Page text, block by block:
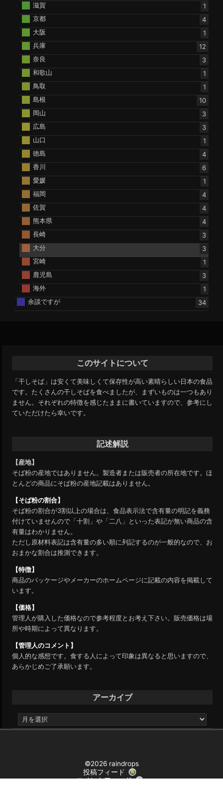
滋賀
1
京都
4
大阪
1
兵庫
12
奈良
3
和歌山
1
鳥取
1
島根
10
岡山
3
広島
3
山口
1
徳島
4
香川
6
愛媛
1
福岡
4
佐賀
4
熊本県
4
長崎
3
大分
3
宮崎
1
鹿児島
3
海外
1
余談ですが
34
このサイトについて
「干しそば」は安くて美味しくて保存性が高い素晴らしい日本の食品
です。たくさんの干しそばを食べましたが、まずいものは一つもあり
ません。それぞれの特徴を感じたままに書いていますので、参考にし
ていただけたら幸いです。
記述解説
【産地】
そば粉の産地ではありません。製造者または販売者の所在地です。ほ
とんどの商品にそば粉の産地記載はありません。
【そば粉の割合】
そば粉の割合が3割以上の場合は、食品表示法で含有量の明記を義務
付けていませんので「十割」や「二八」といった表記が無い商品の含
有量はわかりません。
ただし原材料表記は含有量の多い順に列記するのが一般的なので、お
おまかな割合は推測できます。
【特徴】
商品のパッケージやメーカーのホームページに記載の内容を掲載して
います。
【価格】
管理人が購入した価格なので参考程度とお考え下さい。販売価格は場
所や時期によって異なります。
【管理人のコメント】
個人的な感想です。食する人によって印象は異なると思いますので、
あらかじめご了承願います。
アーカイブ
ア
ー
©2026 raindrops
投稿フィード
コメントフィード